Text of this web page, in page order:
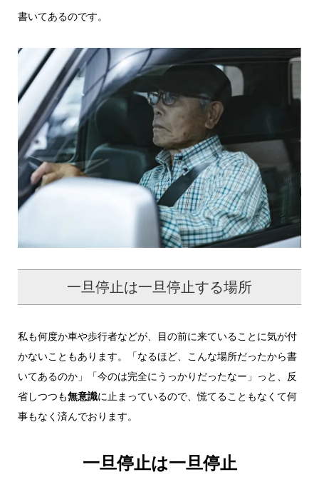
書いてあるのです。
一旦停止は一旦停止する場所
私も何度か車や歩行者などが、目の前に来ていることに気が付
かないこともあります。「なるほど、こんな場所だったから書
いてあるのか」「今のは完全にうっかりだったなー」っと、反
省しつつも無意識に止まっているので、慌てることもなくて何
事もなく済んでおります。
一旦停止は一旦停止